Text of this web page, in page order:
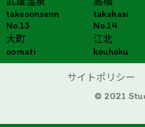
takeoonsenn
takahasi
No.13
大町
oomati
No.14
江北
kouhoku
サイトポリシー
© 2021